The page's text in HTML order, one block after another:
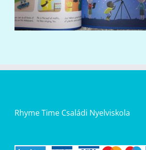
Rhyme Time Családi Nyelviskola